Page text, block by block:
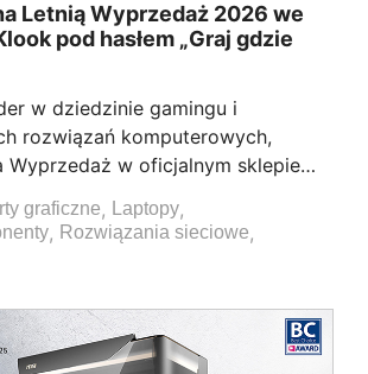
Letnią Wyprzedaż 2026 we
pod hasłem „Graj gdzie
w dziedzinie gamingu i
rozwiązań komputerowych,
Wyprzedaż w oficjalnym sklepie
atrakcyjne rabaty oraz
prezentowe na wybrane
komputery stacjonarne i
na świecie platform
aby zapewnić
dodatkowe korzyści i
graficzne, Laptopy,
, Rozwiązania sieciowe,